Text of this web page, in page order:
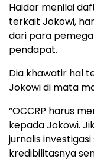
Haidar menilai
terkait Jokowi,
dari para
pendapat.
Dia khawatir hal
Jokowi di mata
“OCCRP harus
kepada Jokowi.
jurnalis
kredibilitasnya